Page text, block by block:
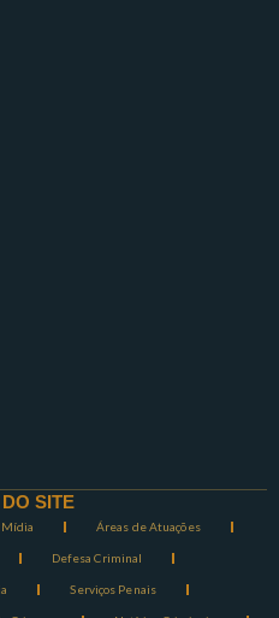
SITE
Mídia Áreas de Atuações
Defesa Criminal
Serviços Penais